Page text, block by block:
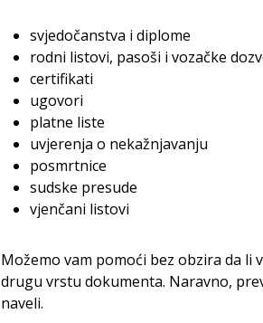
svjedočanstva i diplome
rodni listovi, pasoši i vozačke
certifikati
ugovori
platne liste
uvjerenja o nekažnjavanju
posmrtnice
sudske presude
vjenčani listovi
Možemo vam pomoći bez obzira da li
drugu vrstu dokumenta. Naravno,
naveli.